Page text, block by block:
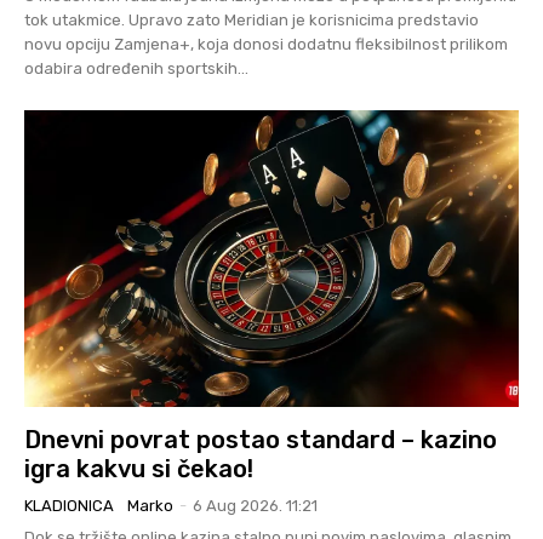
tok utakmice. Upravo zato Meridian je korisnicima predstavio
novu opciju Zamjena+, koja donosi dodatnu fleksibilnost prilikom
odabira određenih sportskih...
Dnevni povrat postao standard – kazino
igra kakvu si čekao!
KLADIONICA Marko - 6 Aug 2026. 11:21